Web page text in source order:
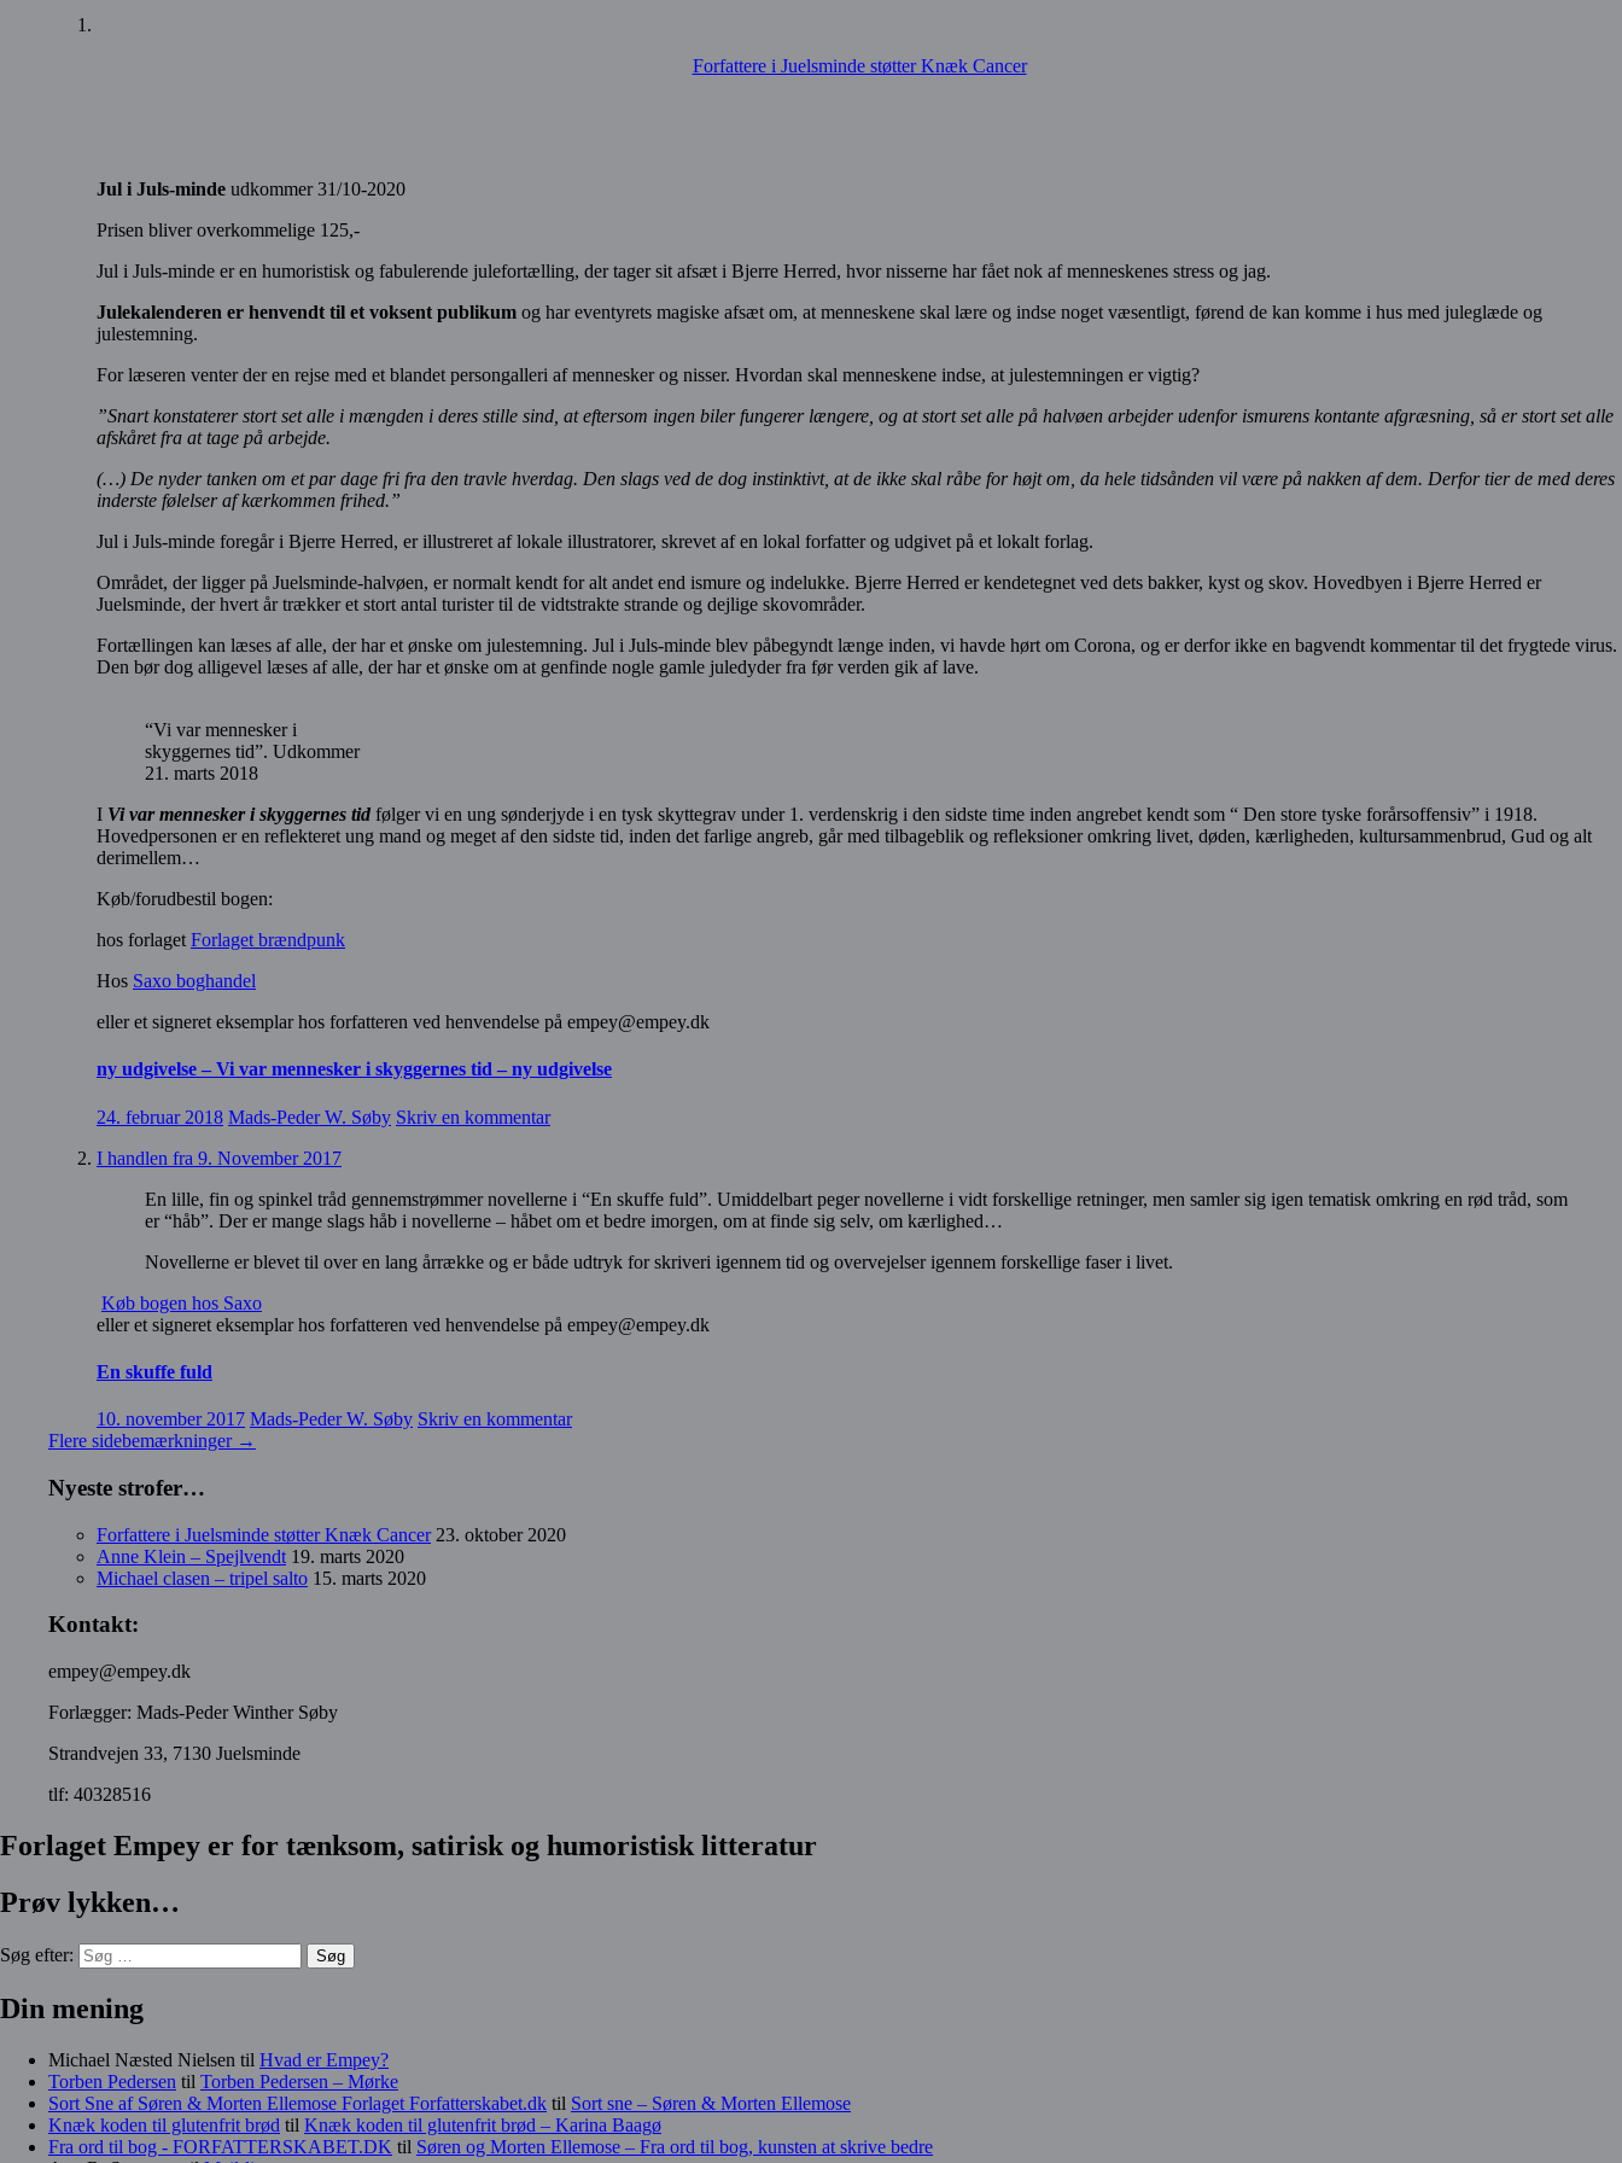
Forfattere i Juelsminde støtter Knæk Cancer
Jul i Juls-minde udkommer 31/10-2020
Prisen bliver overkommelige 125,-
Jul i Juls-minde er en humoristisk og fabulerende julefortælling, der tager sit afsæt i Bjerre Herred, hvor nisserne har fået nok af menneskenes stress og jag.
Julekalenderen er henvendt til et voksent publikum og har eventyrets magiske afsæt om, at menneskene skal lære og indse noget væsentligt, førend de kan komme i hus med juleglæde og
julestemning.
For læseren venter der en rejse med et blandet persongalleri af mennesker og nisser. Hvordan skal menneskene indse, at julestemningen er vigtig?
”Snart konstaterer stort set alle i mængden i deres stille sind, at eftersom ingen biler fungerer længere, og at stort set alle på halvøen arbejder udenfor ismurens kontante afgræsning, så er stort set alle
afskåret fra at tage på arbejde.
(…) De nyder tanken om et par dage fri fra den travle hverdag. Den slags ved de dog instinktivt, at de ikke skal råbe for højt om, da hele tidsånden vil være på nakken af dem. Derfor tier de med deres
inderste følelser af kærkommen frihed.”
Jul i Juls-minde foregår i Bjerre Herred, er illustreret af lokale illustratorer, skrevet af en lokal forfatter og udgivet på et lokalt forlag.
Området, der ligger på Juelsminde-halvøen, er normalt kendt for alt andet end ismure og indelukke. Bjerre Herred er kendetegnet ved dets bakker, kyst og skov. Hovedbyen i Bjerre Herred er
Juelsminde, der hvert år trækker et stort antal turister til de vidtstrakte strande og dejlige skovområder.
Fortællingen kan læses af alle, der har et ønske om julestemning. Jul i Juls-minde blev påbegyndt længe inden, vi havde hørt om Corona, og er derfor ikke en bagvendt kommentar til det frygtede virus.
Den bør dog alligevel læses af alle, der har et ønske om at genfinde nogle gamle juledyder fra før verden gik af lave.
“Vi var mennesker i
skyggernes tid”. Udkommer
21. marts 2018
I Vi var mennesker i skyggernes tid følger vi en ung sønderjyde i en tysk skyttegrav under 1. verdenskrig i den sidste time inden angrebet kendt som “ Den store tyske forårsoffensiv” i 1918.
Hovedpersonen er en reflekteret ung mand og meget af den sidste tid, inden det farlige angreb, går med tilbageblik og refleksioner omkring livet, døden, kærligheden, kultursammenbrud, Gud og alt
derimellem…
Køb/forudbestil bogen:
hos forlaget Forlaget brændpunk
Hos Saxo boghandel
eller et signeret eksemplar hos forfatteren ved henvendelse på empey@empey.dk
ny udgivelse – Vi var mennesker i skyggernes tid – ny udgivelse
24. februar 2018 Mads-Peder W. Søby Skriv en kommentar
I handlen fra 9. November 2017
En lille, fin og spinkel tråd gennemstrømmer novellerne i “En skuffe fuld”. Umiddelbart peger novellerne i vidt forskellige retninger, men samler sig igen tematisk omkring en rød tråd, som
er “håb”. Der er mange slags håb i novellerne – håbet om et bedre imorgen, om at finde sig selv, om kærlighed…
Novellerne er blevet til over en lang årrække og er både udtryk for skriveri igennem tid og overvejelser igennem forskellige faser i livet.
Køb bogen hos Saxo
eller et signeret eksemplar hos forfatteren ved henvendelse på empey@empey.dk
En skuffe fuld
10. november 2017 Mads-Peder W. Søby Skriv en kommentar
Flere sidebemærkninger →
Nyeste strofer…
Forfattere i Juelsminde støtter Knæk Cancer 23. oktober 2020
Anne Klein – Spejlvendt 19. marts 2020
Michael clasen – tripel salto 15. marts 2020
Kontakt:
empey@empey.dk
Forlægger: Mads-Peder Winther Søby
Strandvejen 33, 7130 Juelsminde
tlf: 40328516
Forlaget Empey er for tænksom, satirisk og humoristisk litteratur
Prøv lykken…
Søg efter:
Din mening
Michael Næsted Nielsen til Hvad er Empey?
Torben Pedersen til Torben Pedersen – Mørke
Sort Sne af Søren & Morten Ellemose Forlaget Forfatterskabet.dk til Sort sne – Søren & Morten Ellemose
Knæk koden til glutenfrit brød til Knæk koden til glutenfrit brød – Karina Baagø
Fra ord til bog - FORFATTERSKABET.DK til Søren og Morten Ellemose – Fra ord til bog, kunsten at skrive bedre